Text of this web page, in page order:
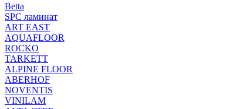
Betta
SPC ламинат
ART EAST
AQUAFLOOR
ROCKO
TARKETT
ALPINE FLOOR
ABERHOF
NOVENTIS
VINILAM